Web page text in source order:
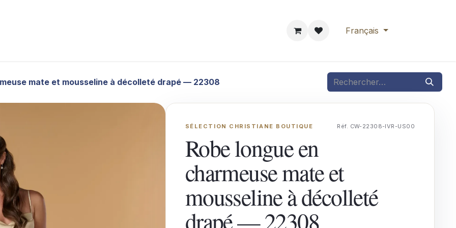
Français
mate et mousseline à décolleté drapé — 22308
SÉLECTION CHRISTIANE BOUTIQUE Réf. CW-22308-IVR-US00
Robe longue en
charmeuse mate et
mousseline à décolleté
drapé — 22308